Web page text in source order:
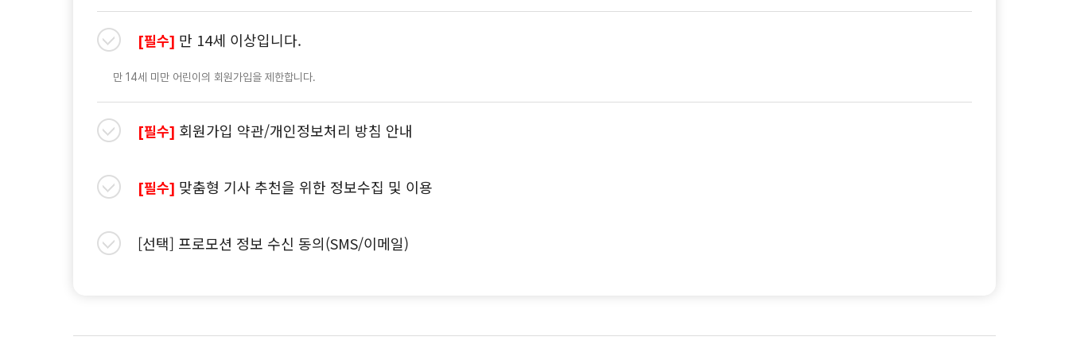
[필수] 만 14세 이상입니다.
만 14세 미만 어린이의 회원가입을 제한합니다.
[필수] 회원가입 약관/개인정보처리 방침 안내
[필수] 맞춤형 기사 추천을 위한 정보수집 및 이용
[선택] 프로모션 정보 수신 동의(SMS/이메일)